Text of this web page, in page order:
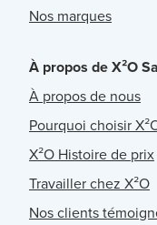
Nos marques
À propos de X²O
À propos de nous
Pourquoi choisir
X²O Histoire de prix
Travailler chez X²O
Nos clients